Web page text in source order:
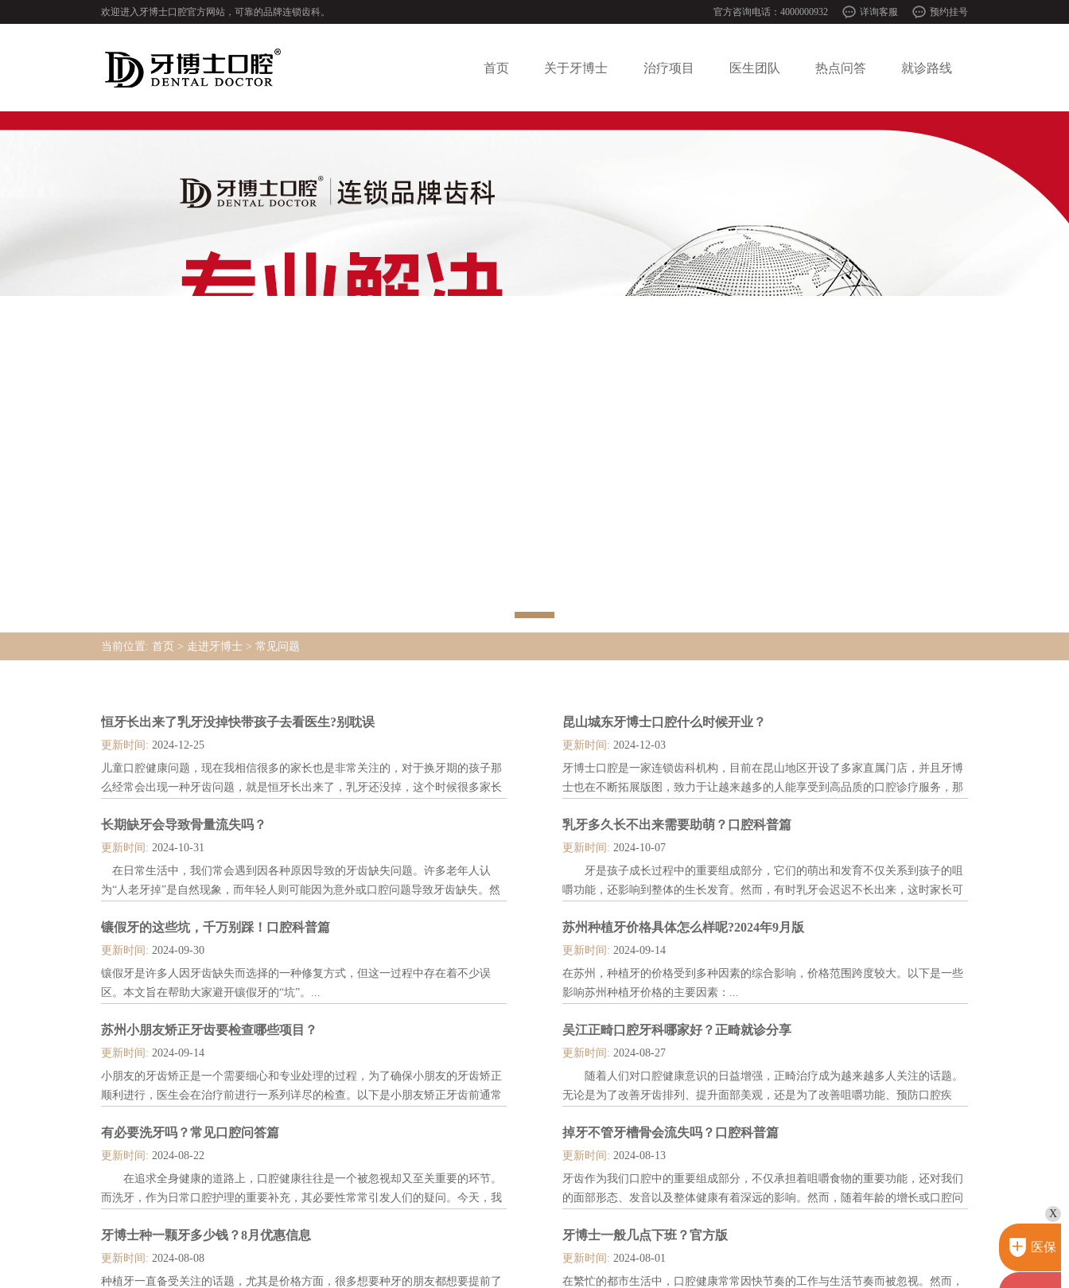
欢迎进入牙博士口腔官方网站，可靠的品牌连锁齿科。 官方咨询电话：4000000932 详询客服 预约挂号
首页 关于牙博士 治疗项目 医生团队 热点问答 就诊路线
当前位置: 首页 > 走进牙博士 > 常见问题
恒牙长出来了乳牙没掉快带孩子去看医生?别耽误
更新时间: 2024-12-25
儿童口腔健康问题，现在我相信很多的家长也是非常关注的，对于换牙期的孩子那
么经常会出现一种牙齿问题，就是恒牙长出来了，乳牙还没掉，这个时候很多家长
具体的看看。...
昆山城东牙博士口腔什么时候开业？
更新时间: 2024-12-03
牙博士口腔是一家连锁齿科机构，目前在昆山地区开设了多家直属门店，并且牙博
士也在不断拓展版图，致力于让越来越多的人能享受到高品质的口腔诊疗服务，那
长期缺牙会导致骨量流失吗？
更新时间: 2024-10-31
在日常生活中，我们常会遇到因各种原因导致的牙齿缺失问题。许多老年人认
为“人老牙掉”是自然现象，而年轻人则可能因为意外或口腔问题导致牙齿缺失。然
骨量流失。本文将深入探讨长期缺牙与骨量流失之间的关系，以及缺牙对口腔和全
身健康的影响。...
乳牙多久长不出来需要助萌？口腔科普篇
更新时间: 2024-10-07
牙是孩子成长过程中的重要组成部分，它们的萌出和发育不仅关系到孩子的咀
嚼功能，还影响到整体的生长发育。然而，有时乳牙会迟迟不长出来，这时家长可
好地理解和应对这一问题。相关阅读：小孩子洗牙跟大人有区别吗?科普问答 1
乳牙的正常萌出时间： 一般来......
镶假牙的这些坑，千万别踩！口腔科普篇
更新时间: 2024-09-30
镶假牙是许多人因牙齿缺失而选择的一种修复方式，但这一过程中存在着不少误
区。本文旨在帮助大家避开镶假牙的“坑”。...
苏州种植牙价格具体怎么样呢?2024年9月版
更新时间: 2024-09-14
在苏州，种植牙的价格受到多种因素的综合影响，价格范围跨度较大。以下是一些
影响苏州种植牙价格的主要因素：...
苏州小朋友矫正牙齿要检查哪些项目？
更新时间: 2024-09-14
小朋友的牙齿矫正是一个需要细心和专业处理的过程，为了确保小朋友的牙齿矫正
顺利进行，医生会在治疗前进行一系列详尽的检查。以下是小朋友矫正牙齿前通常
吴江正畸口腔牙科哪家好？正畸就诊分享
更新时间: 2024-08-27
随着人们对口腔健康意识的日益增强，正畸治疗成为越来越多人关注的话题。
无论是为了改善牙齿排列、提升面部美观，还是为了改善咀嚼功能、预防口腔疾
了解下。相关阅读：去牙博士口腔看牙都要预约吗?就诊预约指南1选择正畸口腔牙
科机构的注意事项： 在选择好......
有必要洗牙吗？常见口腔问答篇
更新时间: 2024-08-22
在追求全身健康的道路上，口腔健康往往是一个被忽视却又至关重要的环节。
而洗牙，作为日常口腔护理的重要补充，其必要性常常引发人们的疑问。今天，我
预约吗?就诊预约指南1为什么需要洗牙? 预防牙周病：牙菌斑是牙周病的元凶，
而牙结石则是牙菌斑矿化后......
掉牙不管牙槽骨会流失吗？口腔科普篇
更新时间: 2024-08-13
牙齿作为我们口腔中的重要组成部分，不仅承担着咀嚼食物的重要功能，还对我们
的面部形态、发音以及整体健康有着深远的影响。然而，随着年龄的增长或口腔问
槽骨是否会流失呢?本文将为您详细解答这一问题。...
牙博士种一颗牙多少钱？8月优惠信息
更新时间: 2024-08-08
种植牙一直备受关注的话题，尤其是价格方面，很多想要种牙的朋友都想要提前了
牙博士一般几点下班？官方版
更新时间: 2024-08-01
在繁忙的都市生活中，口腔健康常常因快节奏的工作与生活节奏而被忽视。然而，
X
医保